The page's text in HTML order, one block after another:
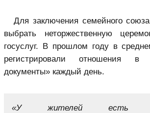
Для заключения семейного
выбрать неторжественную
госуслуг. В прошлом году в
регистрировали отношения
документы» каждый день.
«У жителей есть